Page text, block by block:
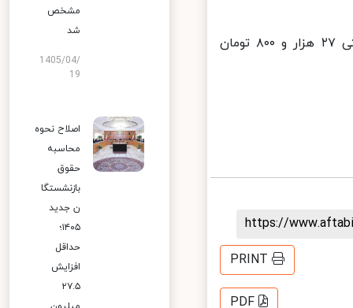
قیمت دلار در معاملات پشت خطی شب گذشته به بالای محدوده مقاومتی ۲۷ هزار و ۸۰۰ تومان
https://
PRINT
PDF
مشخص
شد
1405/04/
19
اصلاح نحوه
محاسبه
حقوق
بازنشستگا
ن جدید
۱۴۰۵؛
حداقل
افزایش
۲۷.۵